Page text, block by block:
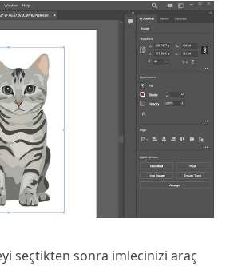
seçtikten sonra imlecinizi araç